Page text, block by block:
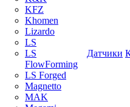
KFZ
Khomen
Lizardo
LS
LS
FlowForming
LS Forged
Magnetto
MAK
Датчики